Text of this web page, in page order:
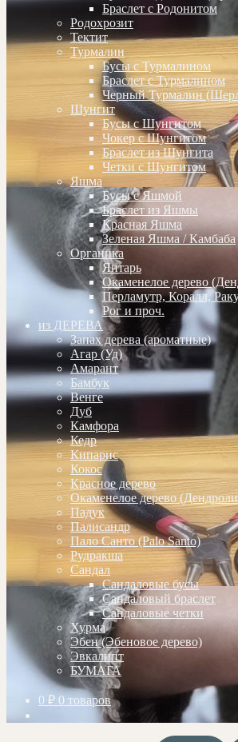
Браслет с Родонитом
Родохрозит
Тектит
Турмалин
Бусы с Турмалином
Браслет с Турмалином
Черный Турмалин
Шунгит
Бусы с Шунгитом
Чокер с Шунгитом
Браслет из Шунгита
Четки с Шунгитом
Яшма
Бусы с Яшмой
Браслет из Яшмы
Красная Яшма
Зеленая Яшма / Камбаба
Органика
Янтарь
Окаменелое дерево
Перламутр, Коралл,
Рог и проч.
из ДЕРЕВА
Запах дерева (ароматные)
Агар (Уд)
Амарант
Бамбук
Венге
Дуб
Камфора
Кедр
Кипарис
Кокос
Красное дерево
Окаменелое дерево
Падук
Палисандр
Пало Санто (Palo Santo)
Рудракша
Сандал
Сандаловые бусы
Сандаловый браслет
Сандаловые четки
Хурма
Эбен (Эбеновое дерево)
Эвкалипт
БУМАГА
0 ₽ 0 товаров